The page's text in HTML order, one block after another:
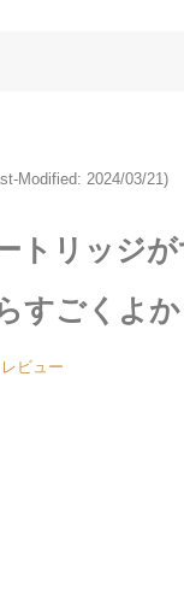
Modified: 2024/03/21)
トリッジ
すごくよ
レビュー